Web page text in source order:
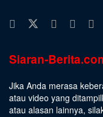
Siaran-
Jika Anda merasa
atau video yang
atau alasan lainnya,